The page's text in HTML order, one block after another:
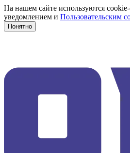
На нашем сайте используются
уведомлением и Пользовательским
Понятно